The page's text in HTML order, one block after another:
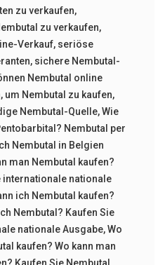
zu verkaufen,
zu verkaufen,
Verkauf, seriöse
, sichere Nembutal-
Nembutal online
, um Nembutal zu kaufen,
Nembutal-Quelle,Wie
Nembutal per
Nembutal in Belgien
man Nembutal kaufen?
internationale nationale
ich Nembutal kaufen?
Nembutal? Kaufen Sie
nationale Ausgabe,Wo
kaufen? Wo kann man